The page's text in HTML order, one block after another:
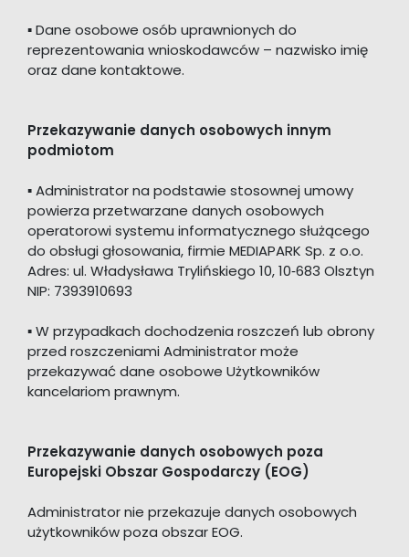
▪ Dane osobowe osób uprawnionych do
reprezentowania wnioskodawców – nazwisko imię
oraz dane kontaktowe.
Przekazywanie danych osobowych innym
podmiotom
▪ Administrator na podstawie stosownej umowy
powierza przetwarzane danych osobowych
operatorowi systemu informatycznego służącego
do obsługi głosowania, firmie MEDIAPARK Sp. z o.o.
Adres: ul. Władysława Trylińskiego 10, 10‑683 Olsztyn
NIP: 7393910693
▪ W przypadkach dochodzenia roszczeń lub obrony
przed roszczeniami Administrator może
przekazywać dane osobowe Użytkowników
kancelariom prawnym.
Przekazywanie danych osobowych poza
Europejski Obszar Gospodarczy (EOG)
Administrator nie przekazuje danych osobowych
użytkowników poza obszar EOG.